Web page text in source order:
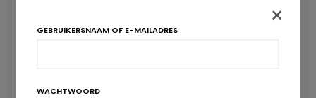
×
GEBRUIKERSNAAM OF E-MAILADRES
WACHTWOORD